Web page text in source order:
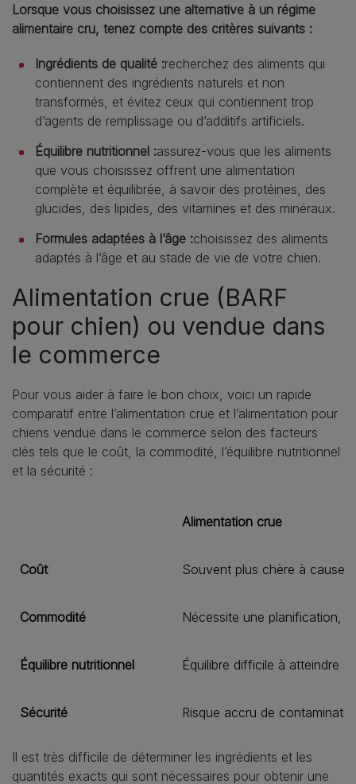
Lorsque vous choisissez une alternative à un régime
alimentaire cru, tenez compte des critères suivants :
Ingrédients de qualité :recherchez des aliments qui
contiennent des ingrédients naturels et non
transformés, et évitez ceux qui contiennent trop
d’agents de remplissage ou d’additifs artificiels.
Équilibre nutritionnel :assurez-vous que les aliments
que vous choisissez offrent une alimentation
complète et équilibrée, à savoir des protéines, des
glucides, des lipides, des vitamines et des minéraux.
Formules adaptées à l’âge :choisissez des aliments
adaptés à l’âge et au stade de vie de votre chien.
Alimentation crue (BARF
pour chien) ou vendue dans
le commerce
Pour vous aider à faire le bon choix, voici un rapide
comparatif entre l’alimentation crue et l’alimentation pour
chiens vendue dans le commerce selon des facteurs
clés tels que le coût, la commodité, l’équilibre nutritionnel
et la sécurité :
Alimentation crue
Coût Souvent plus chère à cause
Commodité Nécessite une planification,
Équilibre nutritionnel Équilibre difficile à atteindre
Sécurité Risque accru de
Il est très difficile de déterminer les ingrédients et les
quantités exacts qui sont nécessaires pour obtenir une